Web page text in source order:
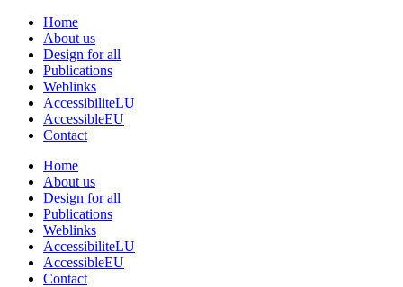
Skip
content
Home
About us
Design for all
Publications
Weblinks
AccessibiliteLU
AccessibleEU
Contact
Home
About us
Design for all
Publications
Weblinks
AccessibiliteLU
AccessibleEU
Contact